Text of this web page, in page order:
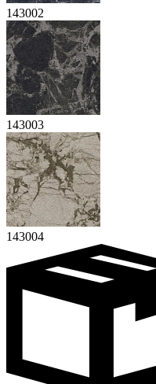
143002
143003
143004